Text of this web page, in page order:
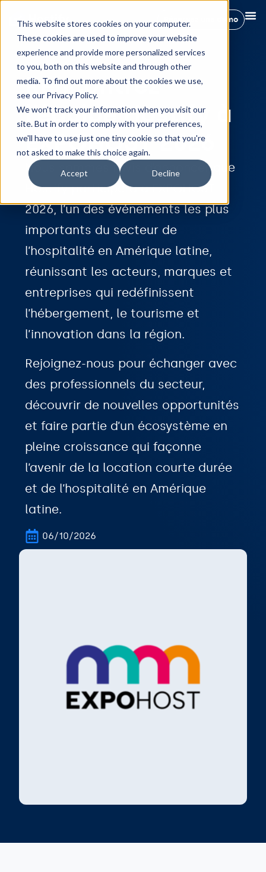
This website stores cookies on your computer.
These cookies are used to improve your website
experience and provide more personalized services
to you, both on this website and through other
media. To find out more about the cookies we use,
see our Privacy Policy.
We won't track your information when you visit our
site. But in order to comply with your preferences,
we'll have to use just one tiny cookie so that you're
not asked to make this choice again.
Accept Decline
Réservez une démo
Rencontrez
l’équipe Hostify à
EXPOHOST 2026
Nous sommes ravis d’annoncer que
Hostify participera à EXPOHOST
2026, l’un des événements les plus
importants du secteur de
l’hospitalité en Amérique latine,
réunissant les acteurs, marques et
entreprises qui redéfinissent
l’hébergement, le tourisme et
l’innovation dans la région.
Rejoignez-nous pour échanger avec
des professionnels du secteur,
découvrir de nouvelles opportunités
et faire partie d’un écosystème en
pleine croissance qui façonne
l’avenir de la location courte durée
et de l’hospitalité en Amérique
latine.
06/10/2026